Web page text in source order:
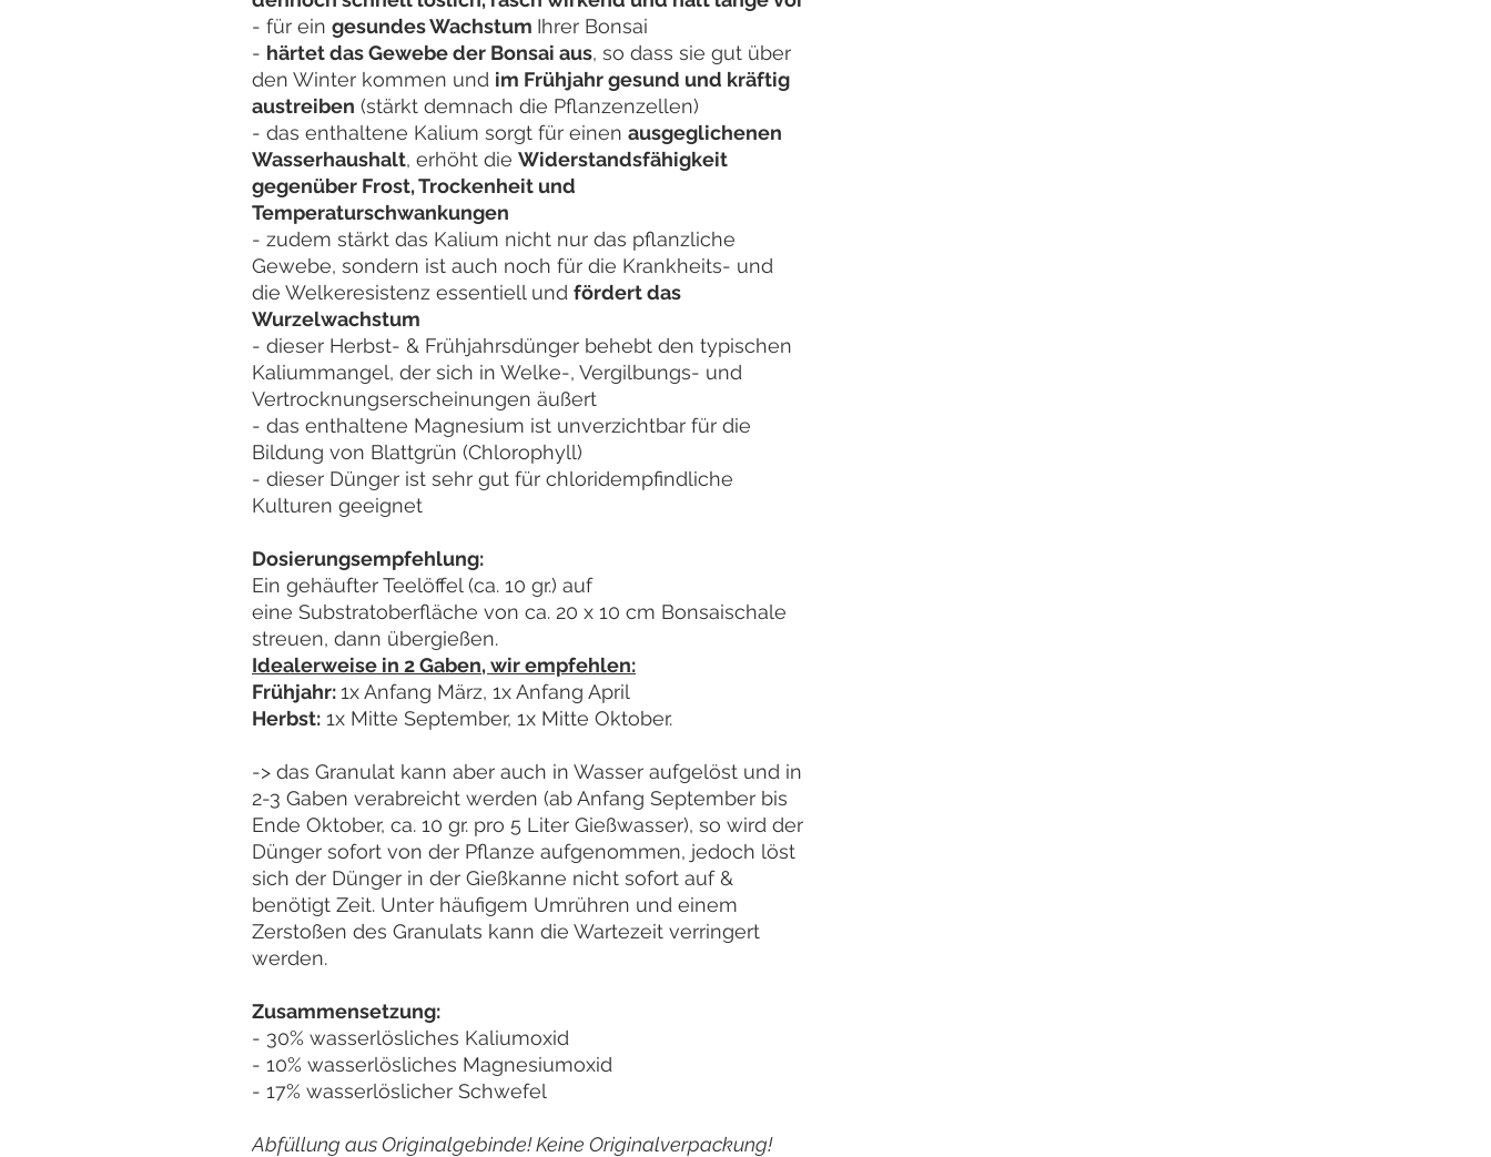
- für ein gesundes Wachstum Ihrer Bonsai
- härtet das Gewebe der Bonsai aus, so dass sie gut über
den Winter kommen und im Frühjahr gesund und kräftig
austreiben (stärkt demnach die Pflanzenzellen)
- das enthaltene Kalium sorgt für einen ausgeglichenen
Wasserhaushalt, erhöht die Widerstandsfähigkeit
gegenüber Frost, Trockenheit und
Temperaturschwankungen
- zudem stärkt das Kalium nicht nur das pflanzliche
Gewebe, sondern ist auch noch für die Krankheits- und
die Welkeresistenz essentiell und fördert das
Wurzelwachstum
- dieser Herbst- & Frühjahrsdünger behebt den typischen
Kaliummangel, der sich in Welke-, Vergilbungs- und
Vertrocknungserscheinungen äußert
- das enthaltene Magnesium ist unverzichtbar für die
Bildung von Blattgrün (Chlorophyll)
- dieser Dünger ist sehr gut für chloridempfindliche
Kulturen geeignet
Dosierungsempfehlung:
Ein gehäufter Teelöffel (ca. 10 gr.) auf
eine Substratoberfläche von ca. 20 x 10 cm Bonsaischale
streuen, dann übergießen.
Idealerweise in 2 Gaben, wir empfehlen:
Frühjahr: 1x Anfang März, 1x Anfang April
Herbst: 1x Mitte September, 1x Mitte Oktober.
-> das Granulat kann aber auch in Wasser aufgelöst und in
2-3 Gaben verabreicht werden (ab Anfang September bis
Ende Oktober, ca. 10 gr. pro 5 Liter Gießwasser), so wird der
Dünger sofort von der Pflanze aufgenommen, jedoch löst
sich der Dünger in der Gießkanne nicht sofort auf &
benötigt Zeit. Unter häufigem Umrühren und einem
Zerstoßen des Granulats kann die Wartezeit verringert
werden.
Zusammensetzung:
- 30% wasserlösliches Kaliumoxid
- 10% wasserlösliches Magnesiumoxid
- 17% wasserlöslicher Schwefel
Abfüllung aus Originalgebinde! Keine Originalverpackung!